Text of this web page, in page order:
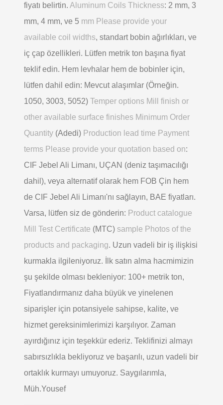
fiyatı belirtin. Aluminum Coils Thickness: 2 mm, 3
mm, 4 mm, ve 5 mm Please provide your
available coil widths, standart bobin ağırlıkları, ve
iç çap özellikleri. Lütfen metrik ton başına fiyat
teklif edin. Hem levhalar hem de bobinler için,
lütfen dahil edin: Mevcut alaşımlar (Örneğin.
1050, 3003, 5052) Temper options Mill finish or
other available surface finishes Minimum Order
Quantity (Adedi) Production lead time Payment
terms Please provide your quotation based on:
CIF Jebel Ali Limanı, UÇAN (deniz taşımacılığı
dahil), veya alternatif olarak hem FOB Çin hem
de CIF Jebel Ali Limanı'nı sağlayın, BAE fiyatları.
Varsa, lütfen siz de gönderin: Product catalogue
Mill Test Certificate (MTC) sample Photos of the
products and packaging. Uzun vadeli bir iş ilişkisi
kurmakla ilgileniyoruz. İlk satın alma hacmimizin
şu şekilde olması bekleniyor: 100+ metrik ton,
Fiyatlandırmanız daha büyük ve yinelenen
siparişler için potansiyele sahipse, kalite, ve
hizmet gereksinimlerimizi karşılıyor. Zaman
ayırdığınız için teşekkür ederiz. Teklifinizi almayı
sabırsızlıkla bekliyoruz ve başarılı, uzun vadeli bir
ortaklık kurmayı umuyoruz. Saygılarımla,
Müh.Yousef